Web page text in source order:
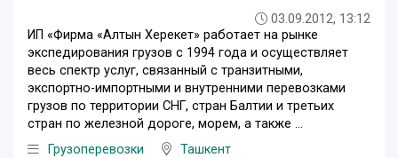
03.09.2012, 13:12
ИП «Фирма «Алтын Херекет» работает на рынке
экспедирования грузов с 1994 года и осуществляет
весь спектр услуг, связанный с транзитными,
экспортно-импортными и внутренними перевозками
грузов по территории СНГ, стран Балтии и третьих
стран по железной дороге, морем, а также ...
Грузоперевозки
Ташкент